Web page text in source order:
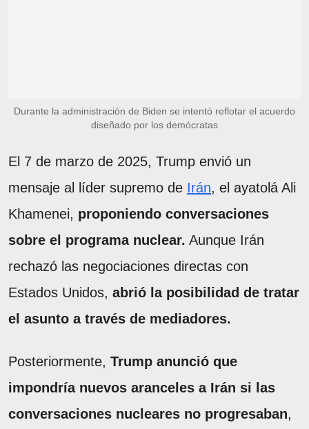
Durante la administración de Biden se intentó reflotar el acuerdo
diseñado por los demócratas
El 7 de marzo de 2025, Trump envió un
mensaje al líder supremo de Irán, el ayatolá Ali
Khamenei, proponiendo conversaciones
sobre el programa nuclear. Aunque Irán
rechazó las negociaciones directas con
Estados Unidos, abrió la posibilidad de tratar
el asunto a través de mediadores.
Posteriormente, Trump anunció que
impondría nuevos aranceles a Irán si las
conversaciones nucleares no progresaban,